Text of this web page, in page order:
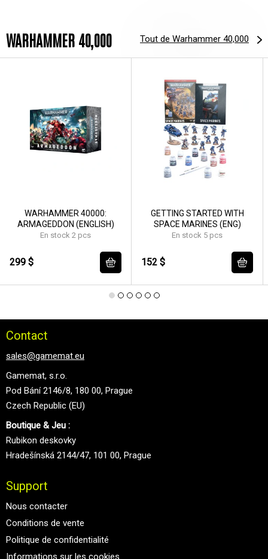
WARHAMMER 40,000 Tout de Warhammer 40,000
WARHAMMER 40000:
ARMAGEDDON (ENGLISH)
En stock 2 pcs
299 $
GETTING STARTED WITH
SPACE MARINES (ENG)
En stock 5 pcs
152 $
Contact
sales@gamemat.eu
Gamemat, s.r.o.
Pod Bání 2146/8, 180 00, Prague
Czech Republic (EU)
Boutique & Jeu :
Rubikon deskovky
Hradešínská 2144/47, 101 00, Prague
Support
Nous contacter
Conditions de vente
Politique de confidentialité
Informations sur les cookies